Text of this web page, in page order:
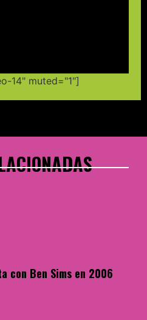
14" muted="1"]
con Ben Sims en 2006